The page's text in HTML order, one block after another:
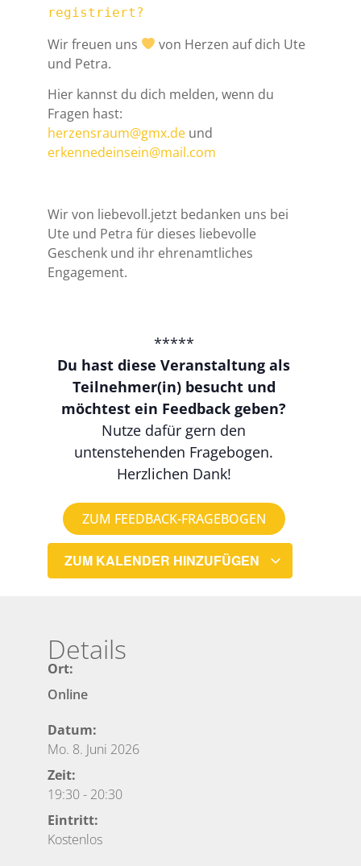
registriert?
Wir freuen uns
von Herzen auf dich Ute
und Petra.
Hier kannst du dich melden, wenn du
Fragen hast:
herzensraum@gmx.de und
erkennedeinsein@mail.com
Wir von liebevoll.jetzt bedanken uns bei
Ute und Petra für dieses liebevolle
Geschenk und ihr ehrenamtliches
Engagement.
*****
Du hast diese Veranstaltung als
Teilnehmer(in) besucht und
möchtest ein Feedback geben?
Nutze dafür gern den
untenstehenden Fragebogen.
Herzlichen Dank!
ZUM FEEDBACK-FRAGEBOGEN
ZUM KALENDER HINZUFÜGEN
Details
Ort:
Online
Datum:
Mo. 8. Juni 2026
Zeit:
19:30- 20:30
Eintritt:
Kostenlos